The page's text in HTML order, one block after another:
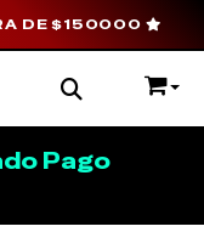
DE $150000
Pago